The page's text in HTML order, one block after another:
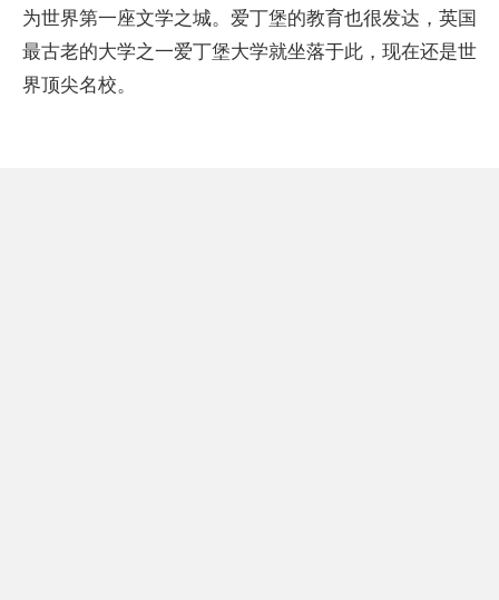
为世界第一座文学之城。爱丁堡的教育也很发达，英国
最古老的大学之一爱丁堡大学就坐落于此，现在还是世
界顶尖名校。